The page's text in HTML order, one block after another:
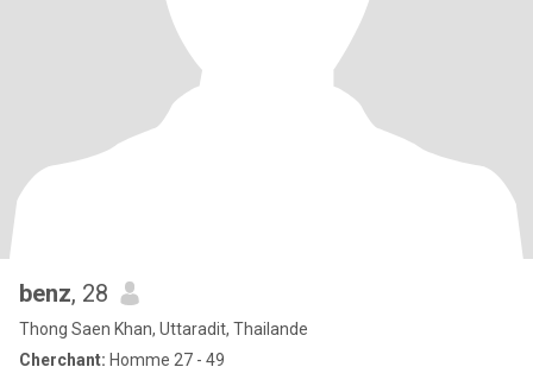
benz, 28
Thong Saen Khan, Uttaradit, Thailande
Cherchant: Homme 27 - 49